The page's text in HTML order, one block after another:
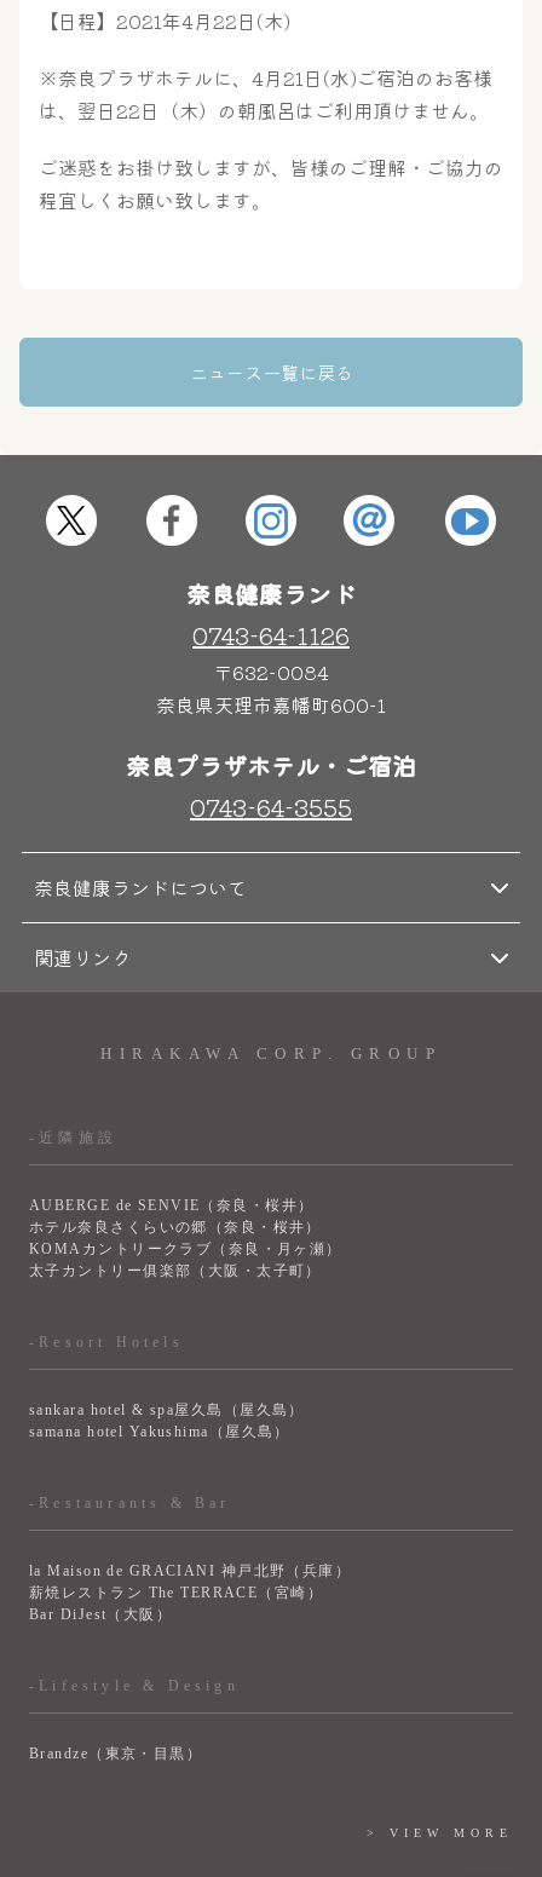
大浴場
屋内レジャープール グルメ
【日程】2021年4月22日(木)
※奈良プラザホテルに、4月21日(水)ご宿泊のお客様
は、翌日22日（木）の朝風呂はご利用頂けません。
ご迷惑をお掛け致しますが、皆様のご理解・ご協力の
程宜しくお願い致します。
ニュース一覧に戻る
奈良健康ランド
0743-64-1126
〒632-0084
奈良県天理市嘉幡町600-1
奈良プラザホテル・ご宿泊
0743-64-3555
奈良健康ランドについて
関連リンク
HIRAKAWA CORP. GROUP
-近隣施設
AUBERGE de SENVIE（奈良・桜井）
ホテル奈良さくらいの郷（奈良・桜井）
KOMAカントリークラブ（奈良・月ヶ瀬）
太子カントリー俱楽部（大阪・太子町）
-Resort Hotels
sankara hotel & spa屋久島（屋久島）
samana hotel Yakushima（屋久島）
-Restaurants & Bar
la Maison de GRACIANI 神戸北野（兵庫）
薪焼レストラン The TERRACE（宮崎）
Bar DiJest（大阪）
-Lifestyle & Design
Brandze（東京・目黒）
> VIEW MORE